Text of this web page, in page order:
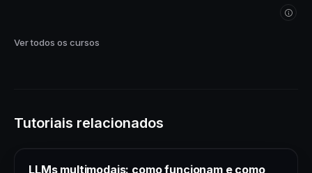
Ver todos os cursos
Tutoriais relacionados
LLMs multimodais: como funcionam e como